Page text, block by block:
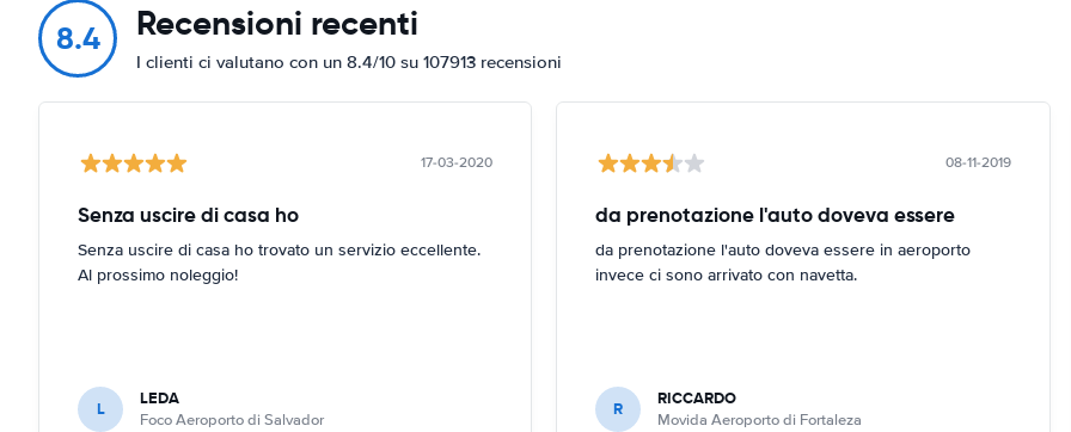
8.4 Recensioni recenti
I clienti ci valutano con un 8.4/10 su 107913 recensioni
17-03-2020
Senza uscire di casa ho
Senza uscire di casa ho trovato un servizio eccellente.
Al prossimo noleggio!
L LEDA
Foco Aeroporto di Salvador
08-11-2019
da prenotazione l'auto doveva essere
da prenotazione l'auto doveva essere in aeroporto
invece ci sono arrivato con navetta.
R RICCARDO
Movida Aeroporto di Fortaleza